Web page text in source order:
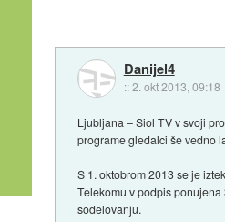
Danijel4
::2. okt 2013, 09:18
Ljubljana – Siol TV v svoji
programe gledalci še vedno
S 1. oktobrom 2013 se je
Telekomu v podpis
sodelovanju.